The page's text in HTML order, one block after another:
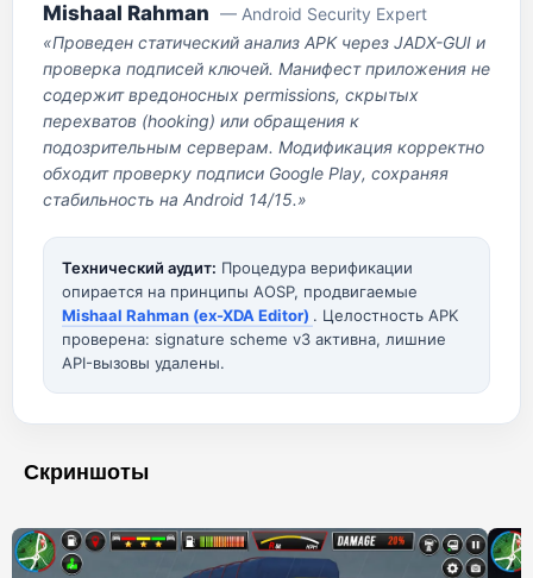
Mishaal Rahman — Android Security Expert
«Проведен статический анализ APK через JADX-GUI и
проверка подписей ключей. Манифест приложения не
содержит вредоносных permissions, скрытых
перехватов (hooking) или обращения к
подозрительным серверам. Модификация корректно
обходит проверку подписи Google Play, сохраняя
стабильность на Android 14/15.»
Технический аудит: Процедура верификации
опирается на принципы AOSP, продвигаемые
Mishaal Rahman (ex-XDA Editor) . Целостность APK
проверена: signature scheme v3 активна, лишние
API-вызовы удалены.
Скриншоты